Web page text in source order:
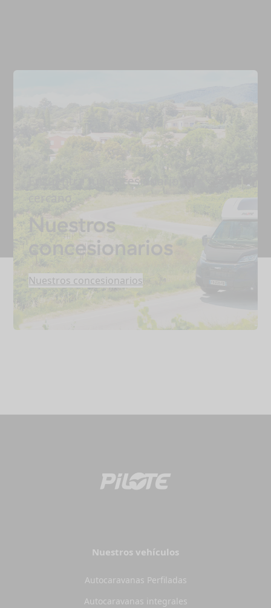
Encuentra tu concesionario más
Nuestros
concesionarios
Nuestros concesionarios
Nuestros vehículos
Autocaravanas Perfiladas
Autocaravanas integrales